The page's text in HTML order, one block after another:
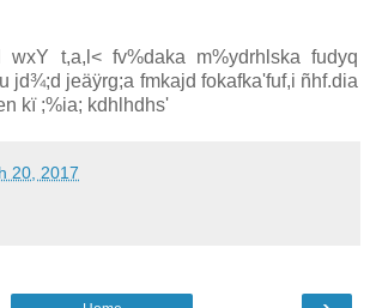
wxY t,a,l< fv%daka m%ydrhlska fudyq
jd¾;d jeäÿrg;a fmkajd fokafka'fuf,i ñhf.dia
kï ;%ia; kdhlhdhs'
20, 2017